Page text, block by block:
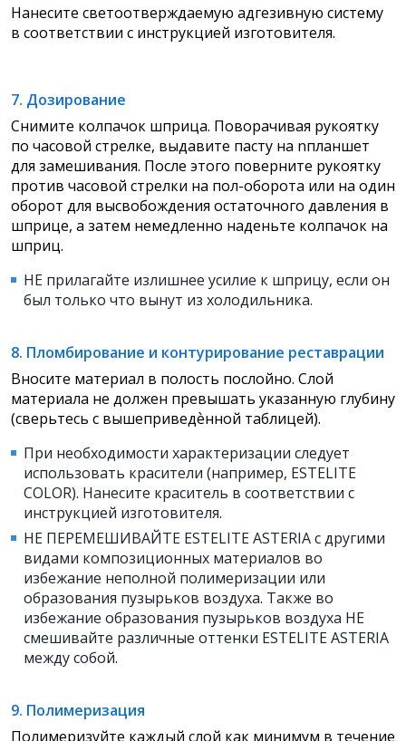
Нанесите светоотверждаемую адгезивную систему
в соответствии с инструкцией изготовителя.
7. Дозирование
Снимите колпачок шприца. Поворачивая рукоятку
по часовой стрелке, выдавите пасту на nпланшет
для замешивания. После этого поверните рукоятку
против часовой стрелки на пол-оборота или на один
оборот для высвобождения остаточного давления в
шприце, а затем немедленно наденьте колпачок на
шприц.
НЕ прилагайте излишнее усилие к шприцу, если он
был только что вынут из холодильника.
8. Пломбирование и контурирование реставрации
Вносите материал в полость послойно. Слой
материала не должен превышать указанную глубину
(сверьтесь с вышеприведѐнной таблицей).
При необходимости характеризации следует
использовать красители (например, ESTELITE
COLOR). Нанесите краситель в соответствии с
инструкцией изготовителя.
НЕ ПЕРЕМЕШИВАЙТЕ ESTELITE ASTERIA с другими
видами композиционных материалов во
избежание неполной полимеризации или
образования пузырьков воздуха. Также во
избежание образования пузырьков воздуха НЕ
смешивайте различные оттенки ESTELITE ASTERIA
между собой.
9. Полимеризация
Полимеризуйте каждый слой как минимум в течение